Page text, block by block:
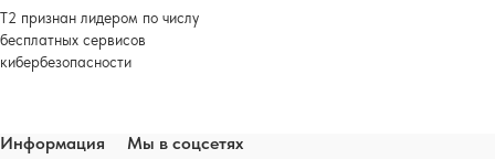
Т2 признан лидером по числу
бесплатных сервисов
кибербезопасности
Информация
Мы в соцсетях